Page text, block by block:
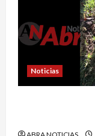
Noticias